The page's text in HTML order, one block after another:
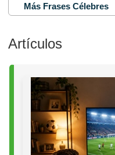
Más Frases Célebres
Artículos